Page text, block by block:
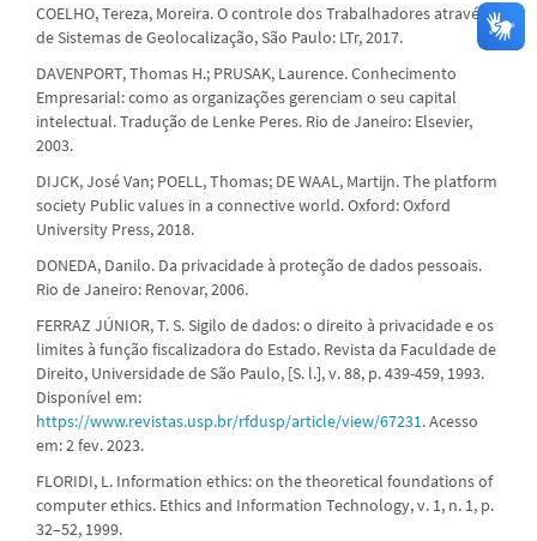
COELHO, Tereza, Moreira. O controle dos Trabalhadores através
de Sistemas de Geolocalização, São Paulo: LTr, 2017.
DAVENPORT, Thomas H.; PRUSAK, Laurence. Conhecimento
Empresarial: como as organizações gerenciam o seu capital
intelectual. Tradução de Lenke Peres. Rio de Janeiro: Elsevier,
2003.
DIJCK, José Van; POELL, Thomas; DE WAAL, Martijn. The platform
society Public values in a connective world. Oxford: Oxford
University Press, 2018.
DONEDA, Danilo. Da privacidade à proteção de dados pessoais.
Rio de Janeiro: Renovar, 2006.
FERRAZ JÚNIOR, T. S. Sigilo de dados: o direito à privacidade e os
limites à função fiscalizadora do Estado. Revista da Faculdade de
Direito, Universidade de São Paulo, [S. l.], v. 88, p. 439-459, 1993.
Disponível em:
https://www.revistas.usp.br/rfdusp/article/view/67231. Acesso
em: 2 fev. 2023.
FLORIDI, L. Information ethics: on the theoretical foundations of
computer ethics. Ethics and Information Technology, v. 1, n. 1, p.
32–52, 1999.